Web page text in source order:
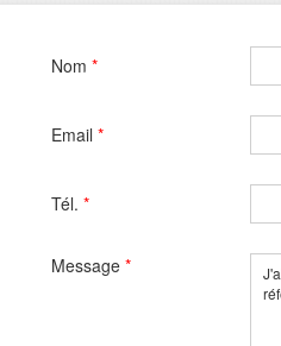
Nom *
Email *
Tél. *
Message *